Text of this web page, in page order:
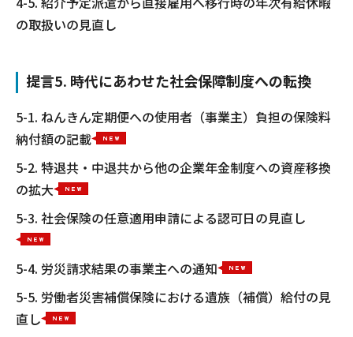
の取扱いの見直し
提言5. 時代にあわせた社会保障制度への転換
5-1. ねんきん定期便への使用者（事業主）負担の保険料
納付額の記載
5-2. 特退共・中退共から他の企業年金制度への資産移換
の拡大
5-3. 社会保険の任意適用申請による認可日の見直し
5-4. 労災請求結果の事業主への通知
5-5. 労働者災害補償保険における遺族（補償）給付の見
直し